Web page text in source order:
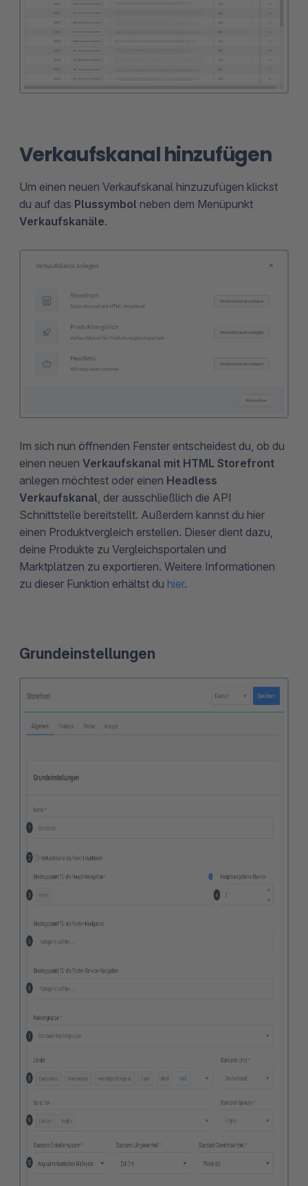
Verkaufskanal hinzufügen
Um einen neuen Verkaufskanal hinzuzufügen klickst
du auf das Plussymbol neben dem Menüpunkt
Verkaufskanäle.
Im sich nun öffnenden Fenster entscheidest du, ob du
einen neuen Verkaufskanal mit HTML Storefront
anlegen möchtest oder einen Headless
Verkaufskanal , der ausschließlich die API
Schnittstelle bereitstellt. Außerdem kannst du hier
einen Produktvergleich erstellen. Dieser dient dazu,
deine Produkte zu Vergleichsportalen und
Marktplätzen zu exportieren. Weitere Informationen
zu dieser Funktion erhältst du hier.
Grundeinstellungen